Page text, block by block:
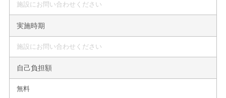
施設にお問い合わせください
実施時期
施設にお問い合わせください
自己負担額
無料